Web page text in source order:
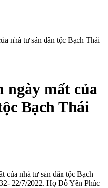
nhà tư sản dân tộc Bạch Thái
ngày mất của
Bạch Thái
của nhà tư sản dân tộc Bạch
22/7/2022. Họ Đỗ Yên Phúc